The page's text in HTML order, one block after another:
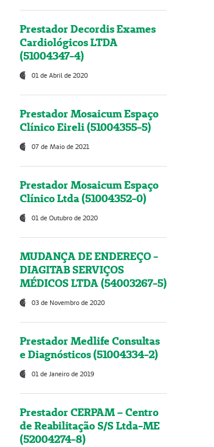
Prestador Decordis Exames
Cardiológicos LTDA
(51004347-4)
01 de Abril de 2020
Prestador Mosaicum Espaço
Clínico Eireli (51004355-5)
07 de Maio de 2021
Prestador Mosaicum Espaço
Clínico Ltda (51004352-0)
01 de Outubro de 2020
MUDANÇA DE ENDEREÇO -
DIAGITAB SERVIÇOS
MÉDICOS LTDA (54003267-5)
03 de Novembro de 2020
Prestador Medlife Consultas
e Diagnósticos (51004334-2)
01 de Janeiro de 2019
Prestador CERPAM – Centro
de Reabilitação S/S Ltda-ME
(52004274-8)